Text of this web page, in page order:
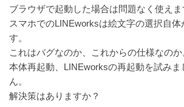
ブラウザで起動した場合は問題なく使えま
スマホでのLINEworksは絵文字の選択自体
す。
これはバグなのか、これからの仕様なのか
本体再起動、LINEworksの再起動を試み
ん。
解決策はありますか？